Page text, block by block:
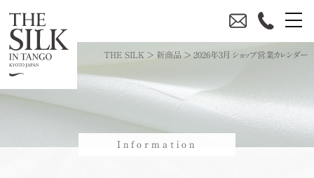
THE SILK > 新商品 >2026年3月 ショップ営業カレンダー
Information